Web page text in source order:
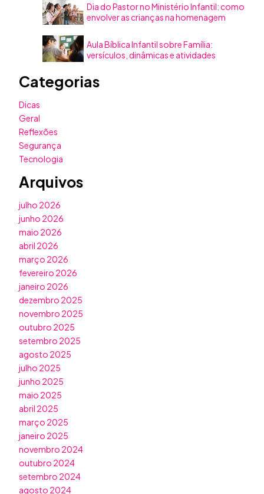
Dia do Pastor no Ministério Infantil: como
envolver as crianças na homenagem
Aula Bíblica Infantil sobre Família:
versículos, dinâmicas e atividades
Categorias
Dicas
Geral
Reflexões
Segurança
Tecnologia
Arquivos
julho 2026
junho 2026
maio 2026
abril 2026
março 2026
fevereiro 2026
janeiro 2026
dezembro 2025
novembro 2025
outubro 2025
setembro 2025
agosto 2025
julho 2025
junho 2025
maio 2025
abril 2025
março 2025
janeiro 2025
novembro 2024
outubro 2024
setembro 2024
agosto 2024